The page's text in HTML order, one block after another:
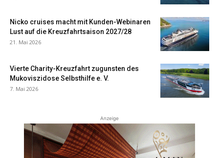
Nicko cruises macht mit Kunden-Webinaren
Lust auf die Kreuzfahrtsaison 2027/28
21. Mai 2026
Vierte Charity-Kreuzfahrt zugunsten des
Mukoviszidose Selbsthilfe e. V.
7. Mai 2026
Anzeige